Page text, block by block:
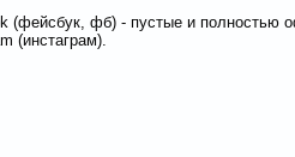
(фейсбук, фб) - пустые и полностью
(инстаграм).